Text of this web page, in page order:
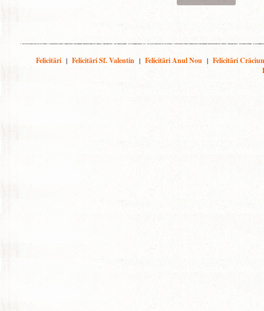
Felicitări | Felicitări Sf. Valentin | Felicitări Anul Nou | Felicitări